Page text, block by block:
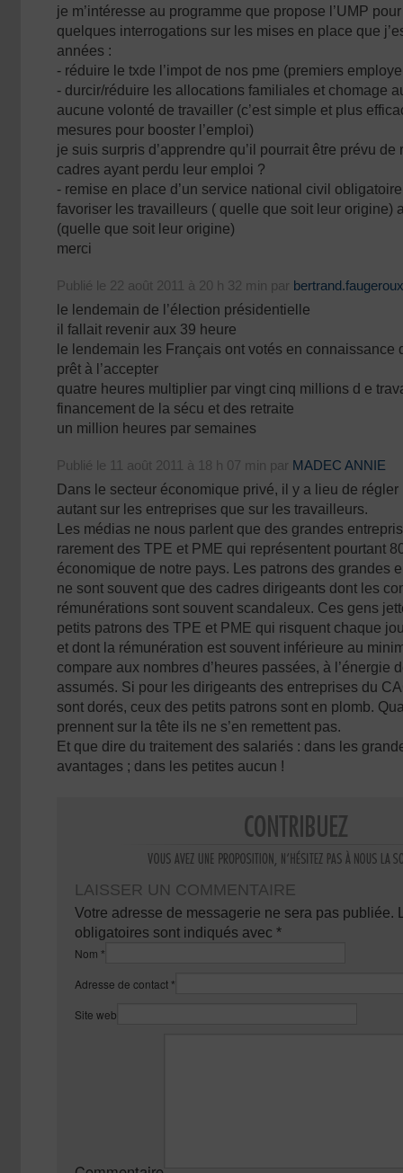
je m’intéresse au programme que propose l’UMP
quelques interrogations sur les mises en place que
années :
- réduire le txde l’impot de nos pme (premiers
- durcir/réduire les allocations familiales et chomage
aucune volonté de travailler (c’est simple et plus
mesures pour booster l’emploi)
je suis surpris d’apprendre qu’il pourrait être prévu
cadres ayant perdu leur emploi ?
- remise en place d’un service national civil obligatoire
favoriser les travailleurs ( quelle que soit leur origine)
(quelle que soit leur origine)
merci
Publié le 22 août 2011 à 20 h 32 min par bertrand.faugeroux
le lendemain de l’élection présidentielle
il fallait revenir aux 39 heure
le lendemain les Français ont votés en connaissance
prêt à l’accepter
quatre heures multiplier par vingt cinq millions d e
financement de la sécu et des retraite
un million heures par semaines
Publié le 11 août 2011 à 18 h 07 min par MADEC ANNIE
Dans le secteur économique privé, il y a lieu de
autant sur les entreprises que sur les travailleurs.
Les médias ne nous parlent que des grandes
rarement des TPE et PME qui représentent pourtant
économique de notre pays. Les patrons des grandes
ne sont souvent que des cadres dirigeants dont les
rémunérations sont souvent scandaleux. Ces gens
petits patrons des TPE et PME qui risquent chaque
et dont la rémunération est souvent inférieure au
compare aux nombres d’heures passées, à l’énergie
assumés. Si pour les dirigeants des entreprises du
sont dorés, ceux des petits patrons sont en plomb.
prennent sur la tête ils ne s’en remettent pas.
Et que dire du traitement des salariés : dans les
avantages ; dans les petites aucun !
LAISSER UN COMMENTAIRE
Votre adresse de messagerie ne sera pas publiée.
obligatoires sont indiqués avec *
Nom *
Adresse de contact *
Site web